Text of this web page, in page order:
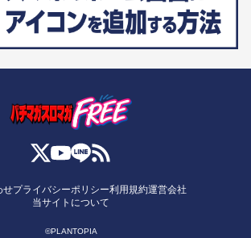
せプライバシーポリシー利用規約運営会社
当サイトについて
©PLANTOPIA